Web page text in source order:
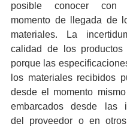
posible conocer con
momento de llegada de
materiales. La
calidad de los productos
porque las
los materiales recibidos
desde el momento
embarcados desde las
del proveedor o en